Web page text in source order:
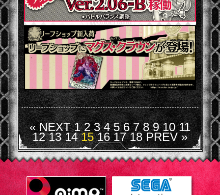
« NEXT 1 2 3 4 5 6 7 8 9 10 11
12 13 14 15 16 17 18 PREV »